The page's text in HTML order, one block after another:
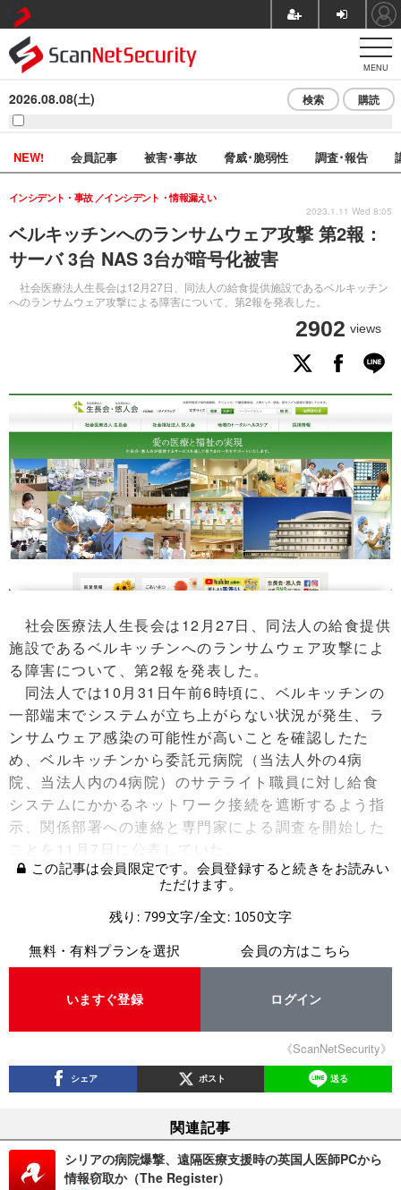
MENU
2026.08.08(土) 検索 購読
NEW! 会員記事 被害･事故 脅威･脆弱性 調査･報告
ベルキッチンへのランサムウェア攻撃 第2報：
サーバ 3台 NAS 3台が暗号化被害
社会医療法人生長会は12月27日、同法人の給食提供施設であるベルキッチン
へのランサムウェア攻撃による障害について、第2報を発表した。
インシデント・事故 インシデント・情報漏えい
2902 views
2023.1.11 Wed 8:05
社会医療法人生長会は12月27日、同法人の給食提供
施設であるベルキッチンへのランサムウェア攻撃によ
る障害について、第2報を発表した。
同法人では10月31日午前6時頃に、ベルキッチンの
一部端末でシステムが立ち上がらない状況が発生、ラ
ンサムウェア感染の可能性が高いことを確認したた
め、ベルキッチンから委託元病院（当法人外の4病
院、当法人内の4病院）のサテライト職員に対し給食
システムにかかるネットワーク接続を遮断するよう指
示、関係部署への連絡と専門家による調査を開始した
ことを11月7日に公表していた。
この記事は会員限定です。会員登録すると続きをお読みい
ただけます。
残り: 799文字/全文: 1050文字
無料・有料プランを選択
いますぐ登録
会員の方はこちら
ログイン
《ScanNetSecurity》
シェア ポスト 送る
関連記事
シリアの病院爆撃、遠隔医療支援時の英国人医師PCから
情報窃取か（The Register）